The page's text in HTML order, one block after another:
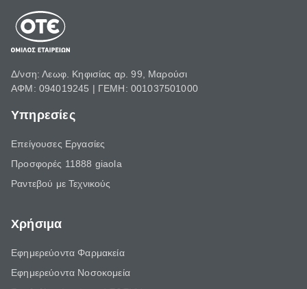
Δ/νση: Λεωφ. Κηφισίας αρ. 99, Μαρούσι
ΑΦΜ: 094019245 | ΓΕΜΗ: 001037501000
Υπηρεσίες
Επείγουσες Εργασίες
Προσφορές 11888 giaola
Ραντεβού με Τεχνικούς
Χρήσιμα
Εφημερεύοντα Φαρμακεία
Εφημερεύοντα Νοσοκομεία